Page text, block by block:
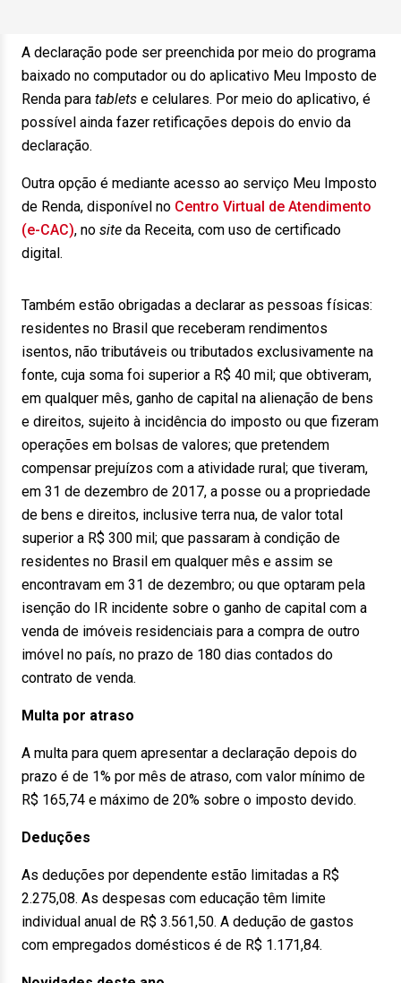
A declaração pode ser preenchida por meio do programa
baixado no computador ou do aplicativo Meu Imposto de
Renda para tablets e celulares. Por meio do aplicativo, é
possível ainda fazer retificações depois do envio da
declaração.
Outra opção é mediante acesso ao serviço Meu Imposto
de Renda, disponível no Centro Virtual de Atendimento
(e-CAC), no site da Receita, com uso de certificado
digital.
Também estão obrigadas a declarar as pessoas físicas:
residentes no Brasil que receberam rendimentos
isentos, não tributáveis ou tributados exclusivamente na
fonte, cuja soma foi superior a R$ 40 mil; que obtiveram,
em qualquer mês, ganho de capital na alienação de bens
e direitos, sujeito à incidência do imposto ou que fizeram
operações em bolsas de valores; que pretendem
compensar prejuízos com a atividade rural; que tiveram,
em 31 de dezembro de 2017, a posse ou a propriedade
de bens e direitos, inclusive terra nua, de valor total
superior a R$ 300 mil; que passaram à condição de
residentes no Brasil em qualquer mês e assim se
encontravam em 31 de dezembro; ou que optaram pela
isenção do IR incidente sobre o ganho de capital com a
venda de imóveis residenciais para a compra de outro
imóvel no país, no prazo de 180 dias contados do
contrato de venda.
Multa por atraso
A multa para quem apresentar a declaração depois do
prazo é de 1% por mês de atraso, com valor mínimo de
R$ 165,74 e máximo de 20% sobre o imposto devido.
Deduções
As deduções por dependente estão limitadas a R$
2.275,08. As despesas com educação têm limite
individual anual de R$ 3.561,50. A dedução de gastos
com empregados domésticos é de R$ 1.171,84.